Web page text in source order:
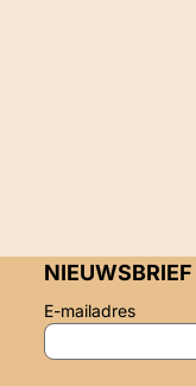
NIEUWSBRIEF
E-mailadresVul je